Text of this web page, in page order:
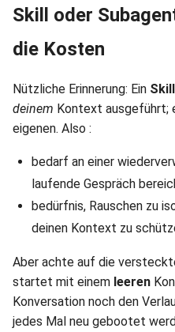
Skill oder
die Kosten
Nützliche Erinnerung: Ein Skill
deinem Kontext ausgeführt;
eigenen. Also :
bedarf an einer
laufende Gespräch
bedürfnis, Rauschen zu
deinen Kontext zu
Aber achte auf die
startet mit einem leeren
Konversation noch den
jedes Mal neu gebootet